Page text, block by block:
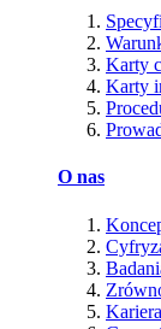
Karty
Karty
O nas
Kariera